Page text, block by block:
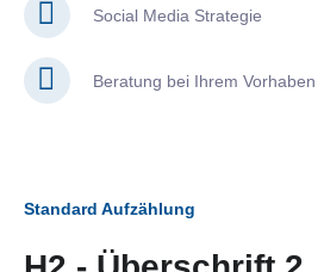
Social Media Strategie
Beratung bei Ihrem Vorhaben
Standard Aufzählung